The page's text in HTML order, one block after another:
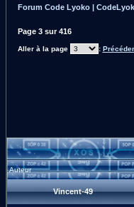
Forum Code Lyoko |
Page 3sur416
Aller à la page :
Auteur
Vincent-49